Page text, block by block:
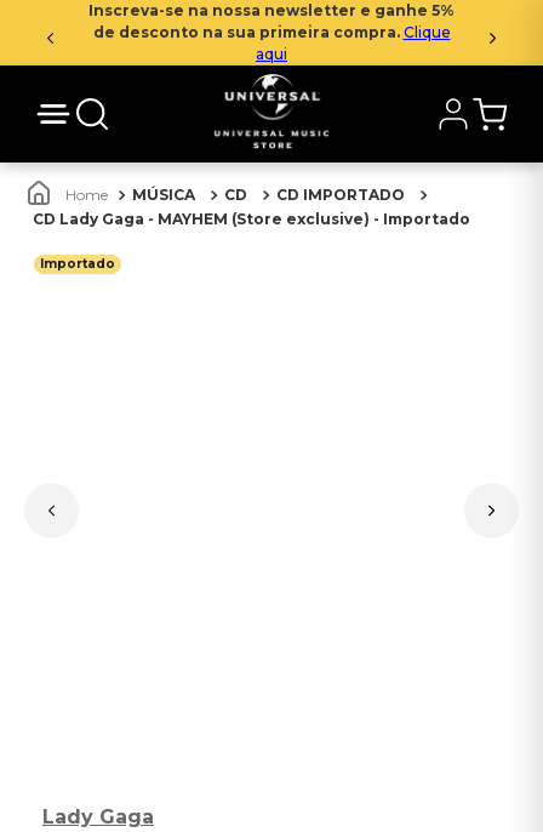
Inscreva-se na nossa newsletter e ganhe 5%
de desconto na sua primeira compra. Clique
aqui
MÚSICA CD
CD IMPORTADO
CD Lady Gaga - MAYHEM (Store exclusive) - Importado
Importado
Lady Gaga